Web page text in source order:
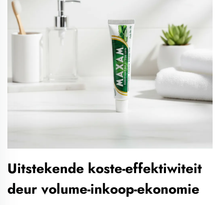
Uitstekende koste-effektiwiteit
deur volume-inkoop-ekonomie